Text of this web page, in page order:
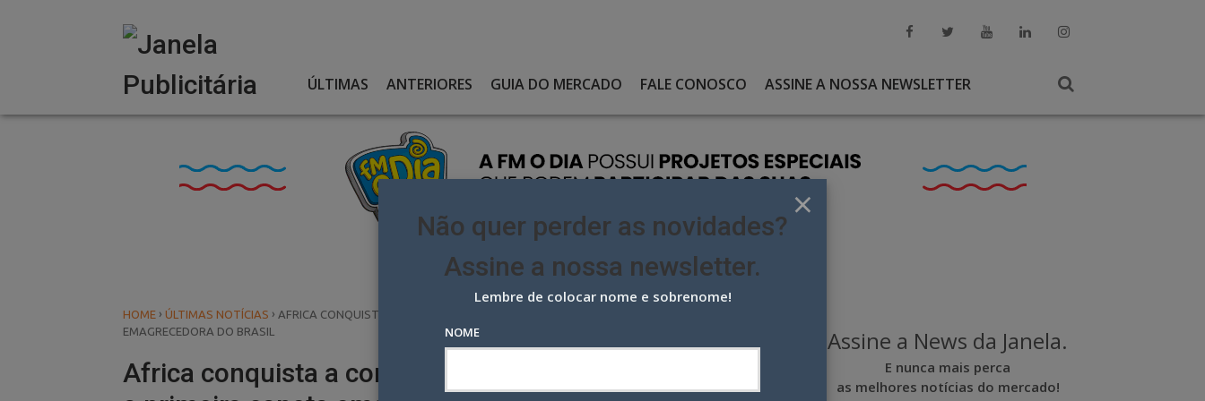
ÚLTIMAS ANTERIORES GUIA DO MERCADO FALE CONOSCO ASSINE A NOSSA NEWSLETTER
HOME › ÚLTIMAS NOTÍCIAS › AFRICA CONQUISTA A CONTA INSTITUCIONAL DE EMS QUE TERÁ A PRIMEIRA CANETA
EMAGRECEDORA DO BRASIL
Africa conquista a conta institucional de EMS que terá
Assine a News da Janela.
E nunca mais perca
as melhores notícias do mercado!
×
Não quer perder as novidades?
Assine a nossa newsletter.
Lembre de colocar nome e sobrenome!
NOME